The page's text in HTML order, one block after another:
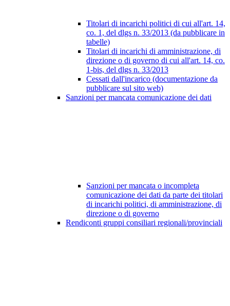
Titolari di incarichi politici di cui all'art. 14,
co. 1, del dlgs n. 33/2013 (da pubblicare in
tabelle)
Titolari di incarichi di amministrazione, di
direzione o di governo di cui all'art. 14, co.
1-bis, del dlgs n. 33/2013
Cessati dall'incarico (documentazione da
pubblicare sul sito web)
Sanzioni per mancata comunicazione dei dati
Sanzioni per mancata o incompleta
comunicazione dei dati da parte dei titolari
di incarichi politici, di amministrazione, di
direzione o di governo
Rendiconti gruppi consiliari regionali/provinciali